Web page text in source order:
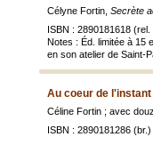
Célyne Fortin, Secrète
ISBN : 2890181618
Notes : Éd. limitée à 15
en son atelier de Saint-
Au coeur de l'instant
Céline Fortin ; avec
ISBN : 2890181286 (br.)